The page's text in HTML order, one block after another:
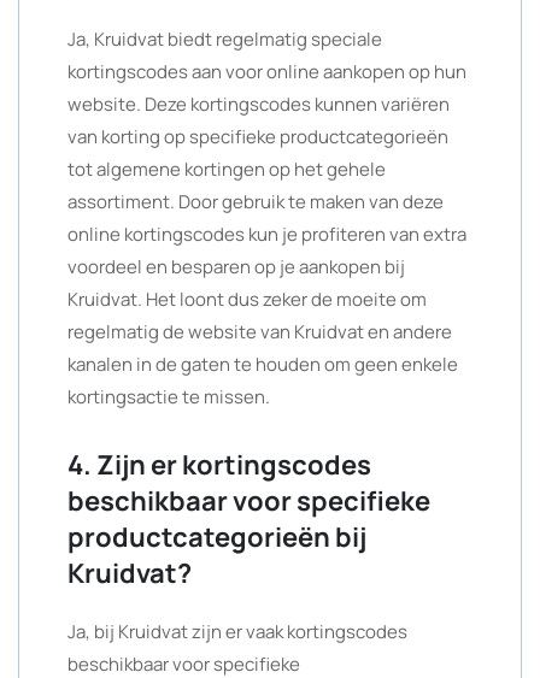
Ja, Kruidvat biedt regelmatig speciale
kortingscodes aan voor online aankopen op hun
website. Deze kortingscodes kunnen variëren
van korting op specifieke productcategorieën
tot algemene kortingen op het gehele
assortiment. Door gebruik te maken van deze
online kortingscodes kun je profiteren van extra
voordeel en besparen op je aankopen bij
Kruidvat. Het loont dus zeker de moeite om
regelmatig de website van Kruidvat en andere
kanalen in de gaten te houden om geen enkele
kortingsactie te missen.
4. Zijn er kortingscodes
beschikbaar voor specifieke
productcategorieën bij
Kruidvat?
Ja, bij Kruidvat zijn er vaak kortingscodes
beschikbaar voor specifieke